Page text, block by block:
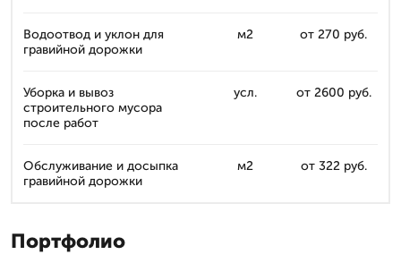
Водоотвод и уклон для
гравийной дорожки
м2 от 270 руб.
Уборка и вывоз
строительного мусора
после работ
усл. от 2600 руб.
Обслуживание и досыпка
гравийной дорожки
м2 от 322 руб.
Портфолио